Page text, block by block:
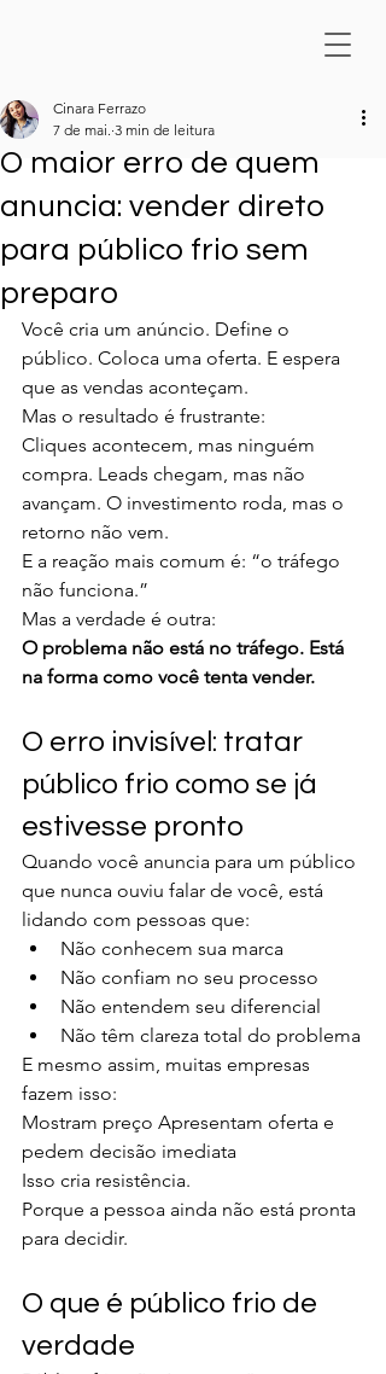
O maior erro de quem
anuncia: vender direto
para público frio sem
preparo
Cinara Ferrazo
7 de mai. 3 min de leitura
Você cria um anúncio. Define o
público. Coloca uma oferta. E espera
que as vendas aconteçam.
Mas o resultado é frustrante:
Cliques acontecem, mas ninguém
compra. Leads chegam, mas não
avançam. O investimento roda, mas o
retorno não vem.
E a reação mais comum é: “o tráfego
não funciona.”
Mas a verdade é outra:
O problema não está no tráfego. Está
na forma como você tenta vender.
O erro invisível: tratar
público frio como se já
estivesse pronto
Quando você anuncia para um público
que nunca ouviu falar de você, está
lidando com pessoas que:
Não conhecem sua marca
Não confiam no seu processo
Não entendem seu diferencial
Não têm clareza total do problema
E mesmo assim, muitas empresas
fazem isso:
Mostram preço Apresentam oferta e
pedem decisão imediata
Isso cria resistência.
Porque a pessoa ainda não está pronta
para decidir.
O que é público frio de
verdade